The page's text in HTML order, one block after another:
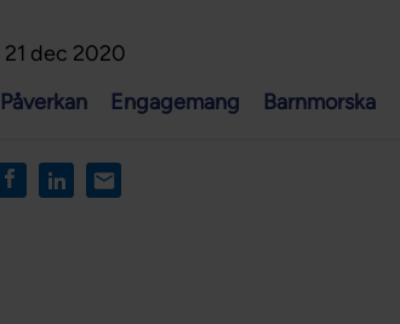
21 dec 2020
Påverkan Engagemang Barnmorska